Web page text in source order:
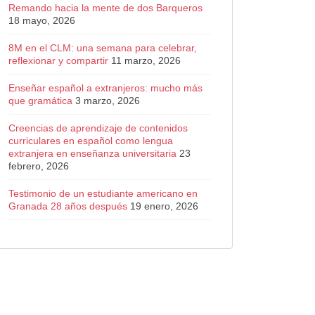
Remando hacia la mente de dos Barqueros
18 mayo, 2026
8M en el CLM: una semana para celebrar,
reflexionar y compartir 11 marzo, 2026
Enseñar español a extranjeros: mucho más
que gramática 3 marzo, 2026
Creencias de aprendizaje de contenidos
curriculares en español como lengua
extranjera en enseñanza universitaria 23
febrero, 2026
Testimonio de un estudiante americano en
Granada 28 años después 19 enero, 2026